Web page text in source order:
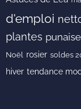
d'emploi
plantes
Noël
rosier soldes
hiver tendance